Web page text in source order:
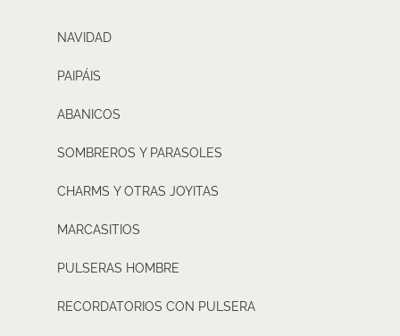
NAVIDAD
PAIPÁIS
ABANICOS
SOMBREROS Y PARASOLES
CHARMS Y OTRAS JOYITAS
MARCASITIOS
PULSERAS HOMBRE
RECORDATORIOS CON PULSERA